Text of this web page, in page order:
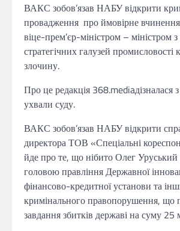
ВАКС зобов’язав НАБУ відкрити
провадження про ймовірне
віце-прем’єр-міністром – міністром
стратегічних галузей промисловості
злочину.
Про це редакція 368.mediaдізналася з
ухвали суду.
ВАКС зобов’язав НАБУ відкрити
директора ТОВ «Спеціальні
йде про те, що нібито Олег Уруський
головою правління Державної
фінансово-кредитної установи та
кримінального правопорушення, що
завдання збитків державі на суму